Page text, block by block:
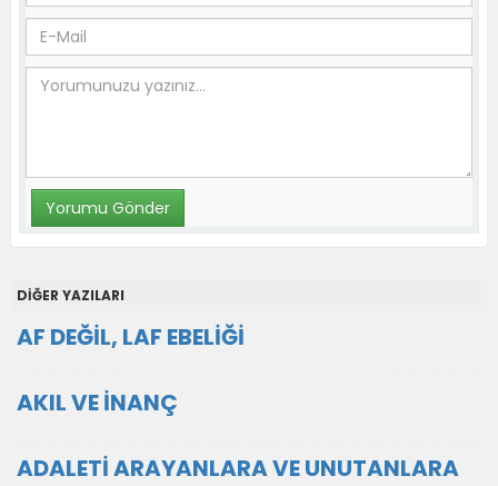
DİĞER YAZILARI
AF DEĞİL, LAF EBELİĞİ
AKIL VE İNANÇ
ADALETİ ARAYANLARA VE UNUTANLARA